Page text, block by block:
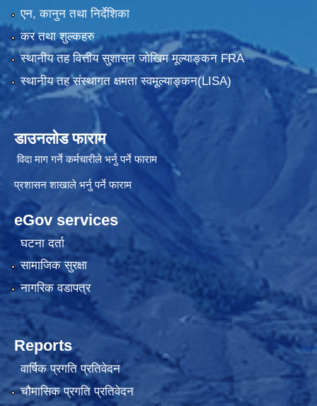
एन, कानुन तथा निर्देशिका
कर तथा शुल्कहरु
स्थानीय तह वित्तीय सुशासन जोखिम मूल्याङ्कन FRA
स्थानीय तह संस्थागत क्षमता स्वमूल्याङ्कन(LISA)
डाउनलोड फाराम
विदा माग गर्ने कर्मचारीले भर्नु पर्ने फाराम
प्रशासन शाखाले भर्नु पर्ने फाराम
eGov services
घटना दर्ता
सामाजिक सुरक्षा
नागरिक वडापत्र
Reports
वार्षिक प्रगति प्रतिवेदन
चौमासिक प्रगति प्रतिवेदन